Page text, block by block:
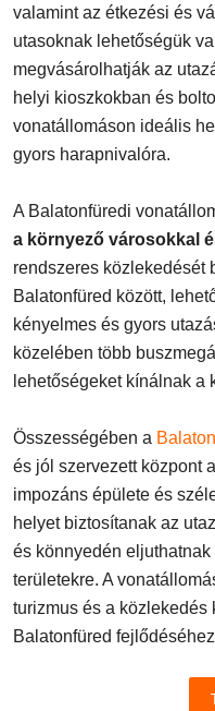
valamint az étkezési és
utasoknak lehetőségük
megvásárolhatják az
helyi kioszkokban és
vonatállomáson ideális
gyors harapnivalóra.
A Balatonfüredi
a környező városokkal
rendszeres közlekedését
Balatonfüred között,
kényelmes és gyors
közelében több
lehetőségeket kínálnak a
Összességében a
és jól szervezett központ
impozáns épülete és
helyet biztosítanak az
és könnyedén
területekre. A
turizmus és a közlekedés
Balatonfüred